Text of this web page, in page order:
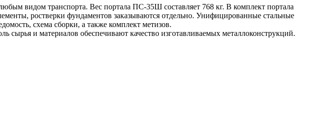
видом транспорта. Вес портала ПС-35Ш составляет 768 кг. В комплект портала
ростверки фундаментов заказываются отдельно. Унифицированные стальные
схема сборки, а также комплект метизов.
и материалов обеспечивают качество изготавливаемых металлоконструкций.